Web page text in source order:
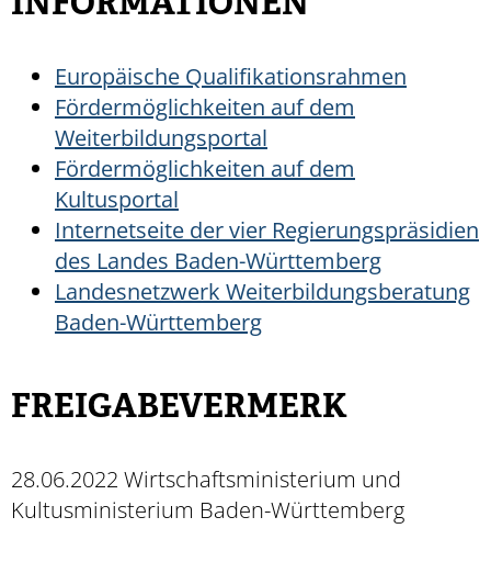
Europäische Qualifikationsrahmen
Fördermöglichkeiten auf dem
Weiterbildungsportal
Fördermöglichkeiten auf dem
Kultusportal
Internetseite der vier Regierungspräsidien
des Landes Baden-Württemberg
Landesnetzwerk Weiterbildungsberatung
Baden-Württemberg
FREIGABEVERMERK
28.06.2022 Wirtschaftsministerium und
Kultusministerium Baden-Württemberg